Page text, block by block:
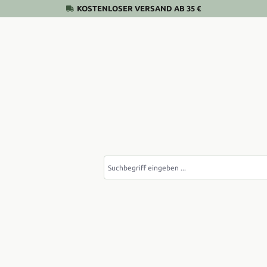
KOSTENLOSER VERSAND AB 35 €